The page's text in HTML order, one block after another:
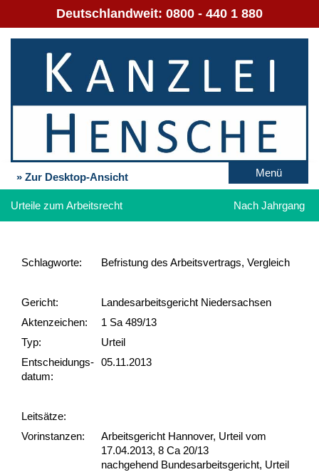
Deutschlandweit: 0800 - 440 1 880
» Zur Desktop-Ansicht Menü
Urteile zum Arbeitsrecht Nach Jahrgang
Schlag­worte: Befristung des Arbeitsvertrags, Vergleich
Gericht:
Landesarbeitsgericht Niedersachsen
Akten­zeichen:
1 Sa 489/13
Typ:
Urteil
Ent­scheid­ungs­
datum:
05.11.2013
Leit­sätze:
Vor­ins­tan­zen:
Arbeitsgericht Hannover, Urteil vom
17.04.2013, 8 Ca 20/13
nachgehend Bundesarbeitsgericht, Urteil